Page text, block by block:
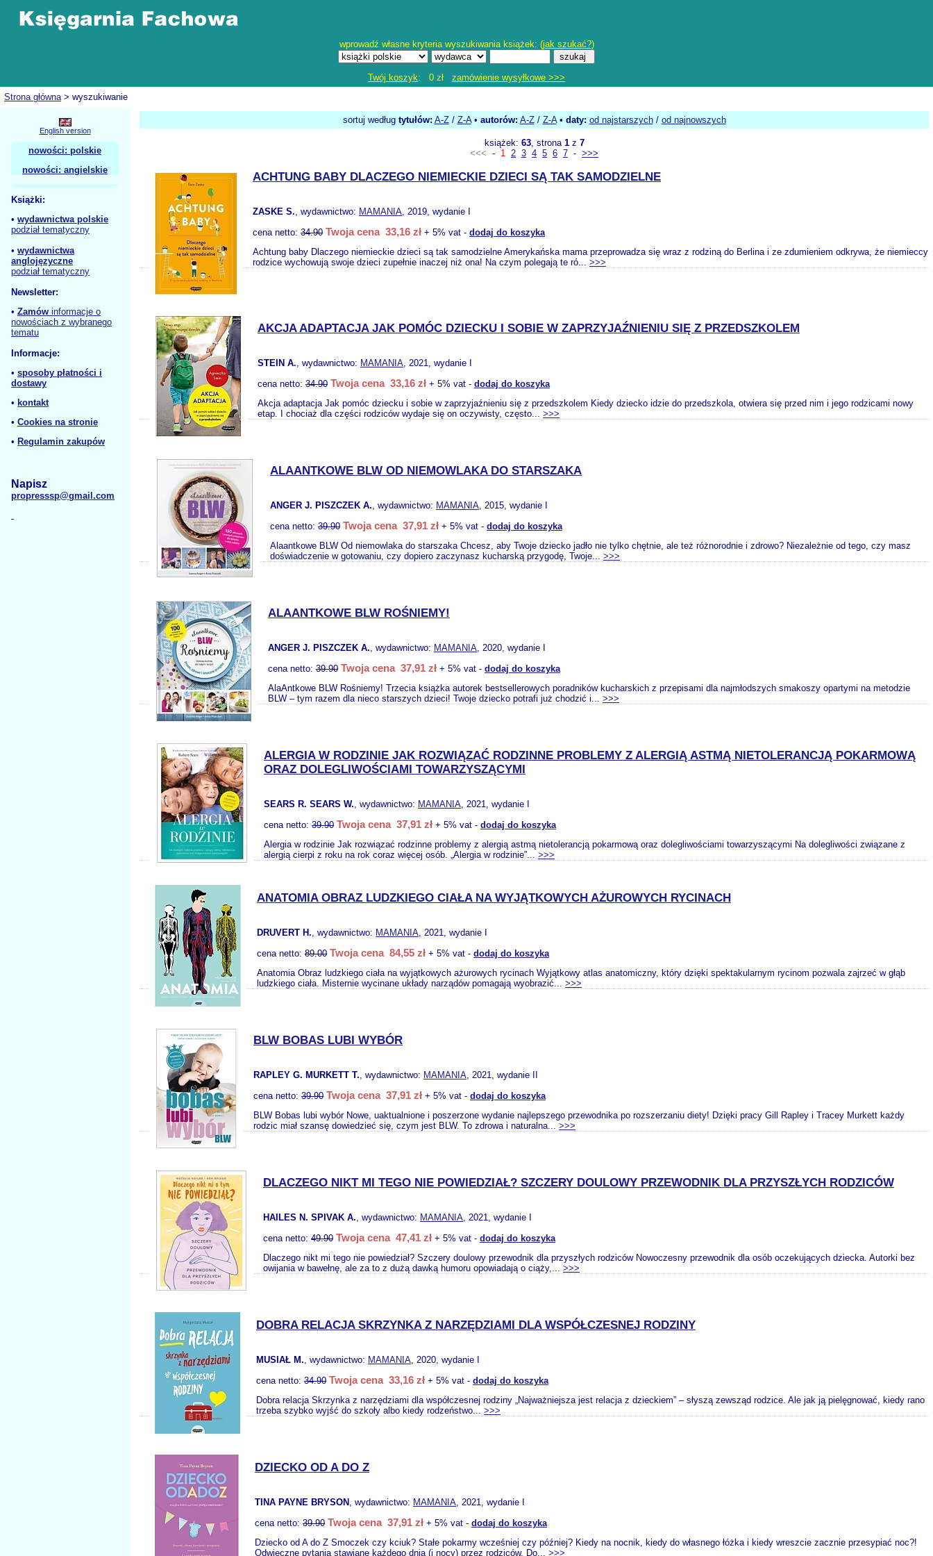
wprowadź własne kryteria wyszukiwania książek: (jak szukać?)
Twój koszyk: 0 zł zamówienie wysyłkowe >>>
Strona główna> wyszukiwanie
English version
nowości: polskie
nowości: angielskie
Książki:
• wydawnictwa polskie
podział tematyczny
• wydawnictwa
anglojęzyczne
podział tematyczny
Newsletter:
• Zamów informacje o
nowościach z wybranego
tematu
Informacje:
• sposoby płatności i
dostawy
• kontakt
• Cookies na stronie
• Regulamin zakupów
Napisz
propresssp@gmail.com
sortuj według tytułów: A-Z/ Z-A• autorów: A-Z/ Z-A• daty: od najstarszych/ od najnowszych
książek: 63, strona 1z 7
<<< - 1 2 3 4 5 6 7 - >>>
ACHTUNG BABY DLACZEGO NIEMIECKIE DZIECI SĄ TAK SAMODZIELNE
ZASKE S., wydawnictwo: MAMANIA, 2019, wydanie I
cena netto: 34.90 Twoja cena 33,16 zł + 5% vat - dodaj do koszyka
Achtung baby Dlaczego niemieckie dzieci są tak samodzielne Amerykańska mama przeprowadza się wraz z rodziną do Berlina i ze zdumieniem odkrywa, że niemieccy
rodzice wychowują swoje dzieci zupełnie inaczej niż ona! Na czym polegają te ró... >>>
AKCJA ADAPTACJA JAK POMÓC DZIECKU I SOBIE W ZAPRZYJAŹNIENIU SIĘ Z PRZEDSZKOLEM
STEIN A., wydawnictwo: MAMANIA, 2021, wydanie I
cena netto: 34.90 Twoja cena 33,16 zł + 5% vat - dodaj do koszyka
Akcja adaptacja Jak pomóc dziecku i sobie w zaprzyjaźnieniu się z przedszkolem Kiedy dziecko idzie do przedszkola, otwiera się przed nim i jego rodzicami nowy
etap. I chociaż dla części rodziców wydaje się on oczywisty, często... >>>
ALAANTKOWE BLW OD NIEMOWLAKA DO STARSZAKA
ANGER J. PISZCZEK A., wydawnictwo: MAMANIA, 2015, wydanie I
cena netto: 39.90 Twoja cena 37,91 zł + 5% vat - dodaj do koszyka
Alaantkowe BLW Od niemowlaka do starszaka Chcesz, aby Twoje dziecko jadło nie tylko chętnie, ale też różnorodnie i zdrowo? Niezależnie od tego, czy masz
doświadczenie w gotowaniu, czy dopiero zaczynasz kucharską przygodę, Twoje... >>>
ALAANTKOWE BLW ROŚNIEMY!
ANGER J. PISZCZEK A., wydawnictwo: MAMANIA, 2020, wydanie I
cena netto: 39.90 Twoja cena 37,91 zł + 5% vat - dodaj do koszyka
AlaAntkowe BLW Rośniemy! Trzecia książka autorek bestsellerowych poradników kucharskich z przepisami dla najmłodszych smakoszy opartymi na metodzie
BLW – tym razem dla nieco starszych dzieci! Twoje dziecko potrafi już chodzić i... >>>
ALERGIA W RODZINIE JAK ROZWIĄZAĆ RODZINNE PROBLEMY Z ALERGIĄ ASTMĄ NIETOLERANCJĄ POKARMOWĄ
ORAZ DOLEGLIWOŚCIAMI TOWARZYSZĄCYMI
SEARS R. SEARS W., wydawnictwo: MAMANIA, 2021, wydanie I
cena netto: 39.90 Twoja cena 37,91 zł + 5% vat - dodaj do koszyka
Alergia w rodzinie Jak rozwiązać rodzinne problemy z alergią astmą nietolerancją pokarmową oraz dolegliwościami towarzyszącymi Na dolegliwości związane z
alergią cierpi z roku na rok coraz więcej osób. „Alergia w rodzinie”... >>>
ANATOMIA OBRAZ LUDZKIEGO CIAŁA NA WYJĄTKOWYCH AŻUROWYCH RYCINACH
DRUVERT H., wydawnictwo: MAMANIA, 2021, wydanie I
cena netto: 89.00 Twoja cena 84,55 zł + 5% vat - dodaj do koszyka
Anatomia Obraz ludzkiego ciała na wyjątkowych ażurowych rycinach Wyjątkowy atlas anatomiczny, który dzięki spektakularnym rycinom pozwala zajrzeć w głąb
ludzkiego ciała. Misternie wycinane układy narządów pomagają wyobrazić... >>>
BLW BOBAS LUBI WYBÓR
RAPLEY G. MURKETT T., wydawnictwo: MAMANIA, 2021, wydanie II
cena netto: 39.90 Twoja cena 37,91 zł + 5% vat - dodaj do koszyka
BLW Bobas lubi wybór Nowe, uaktualnione i poszerzone wydanie najlepszego przewodnika po rozszerzaniu diety! Dzięki pracy Gill Rapley i Tracey Murkett każdy
rodzic miał szansę dowiedzieć się, czym jest BLW. To zdrowa i naturalna... >>>
DLACZEGO NIKT MI TEGO NIE POWIEDZIAŁ? SZCZERY DOULOWY PRZEWODNIK DLA PRZYSZŁYCH RODZICÓW
HAILES N. SPIVAK A., wydawnictwo: MAMANIA, 2021, wydanie I
cena netto: 49.90 Twoja cena 47,41 zł + 5% vat - dodaj do koszyka
Dlaczego nikt mi tego nie powiedział? Szczery doulowy przewodnik dla przyszłych rodziców Nowoczesny przewodnik dla osób oczekujących dziecka. Autorki bez
owijania w bawełnę, ale za to z dużą dawką humoru opowiadają o ciąży,... >>>
DOBRA RELACJA SKRZYNKA Z NARZĘDZIAMI DLA WSPÓŁCZESNEJ RODZINY
MUSIAŁ M., wydawnictwo: MAMANIA, 2020, wydanie I
cena netto: 34.90 Twoja cena 33,16 zł + 5% vat - dodaj do koszyka
Dobra relacja Skrzynka z narzędziami dla współczesnej rodziny „Najważniejsza jest relacja z dzieckiem” – słyszą zewsząd rodzice. Ale jak ją pielęgnować, kiedy rano
trzeba szybko wyjść do szkoły albo kiedy rodzeństwo... >>>
DZIECKO OD A DO Z
TINA PAYNE BRYSON , wydawnictwo: MAMANIA, 2021, wydanie I
cena netto: 39.90 Twoja cena 37,91 zł + 5% vat - dodaj do koszyka
Dziecko od A do Z Smoczek czy kciuk? Stałe pokarmy wcześniej czy później? Kiedy na nocnik, kiedy do własnego łóżka i kiedy wreszcie zacznie przesypiać noc?!
Odwieczne pytania stawiane każdego dnia (i nocy) przez rodziców. Do... >>>